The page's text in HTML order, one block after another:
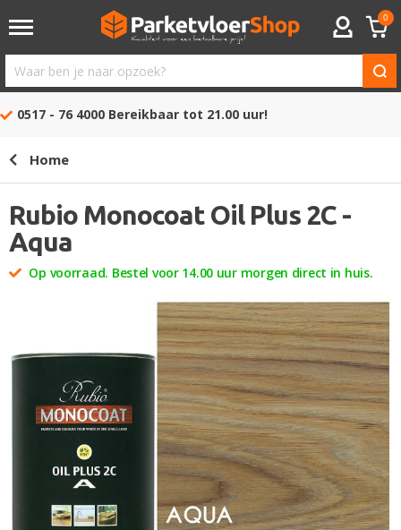
ACCOUNT
0
Waar
ben
opzoek?
0517 - 76 4000 Bereikbaar tot 21.00 uur!
Home
Rubio Monocoat Oil Plus 2C -
Aqua
Op voorraad. Bestel voor 14.00 uur morgen direct in huis.
einde
afbeeldingen-
gallerij